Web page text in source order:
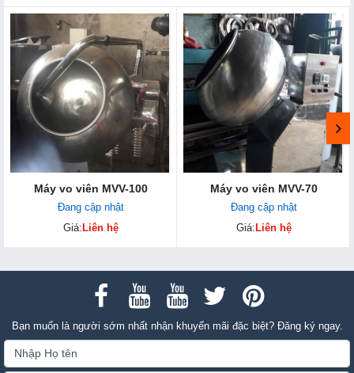
Máy vo viên MVV-100
Đang cập nhật
Giá: Liên hệ
Máy vo viên MVV-70
Đang cập nhật
Giá: Liên hệ
Bạn muốn là người sớm nhất nhận khuyến mãi đặc biệt? Đăng ký ngay.